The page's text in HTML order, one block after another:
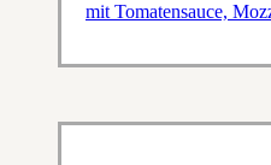
mit Tomatensauce,